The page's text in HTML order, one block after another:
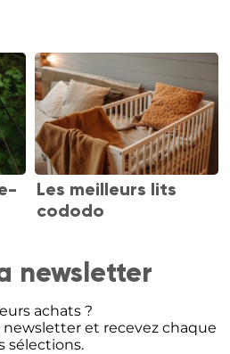
Les meilleurs lits
cododo
newsletter
achats ?
et recevez chaque
sélections.